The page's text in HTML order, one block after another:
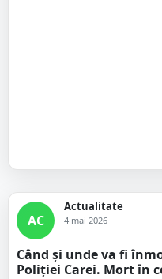
AC
Actualitate
4 mai 2026
Când și unde va fi
Poliției Carei. Mort în